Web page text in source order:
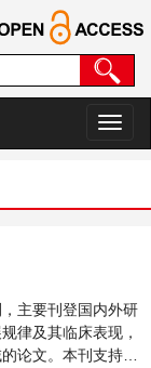
切
换
，主要刊登国内外研
律及其临床表现，
论文。本刊支持思